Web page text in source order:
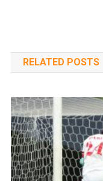
RELATED POSTS